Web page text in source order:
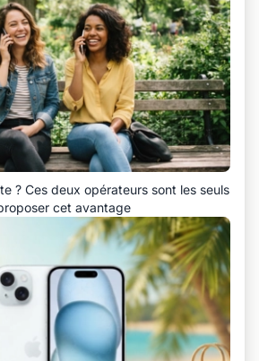
? Ces deux opérateurs sont les seuls
cet avantage